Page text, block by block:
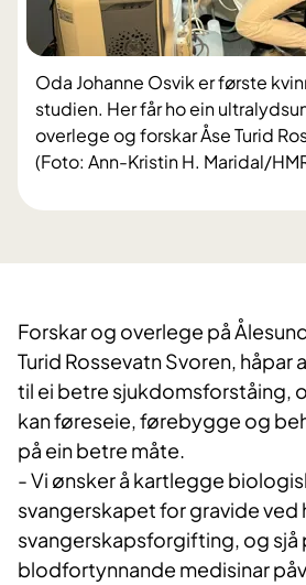
Oda Johanne Osvik er første
studien. Her får ho ein
overlege og forskar Åse Turid
(Foto: Ann-Kristin H. Maridal/
Forskar og overlege på
Turid Rossevatn Svoren, håpar
til ei betre sjukdomsforståing,
kan føreseie, førebygge og
på ein betre måte.
- Vi ønsker å kartlegge
svangerskapet for gravide ved
svangerskapsforgifting, og sjå
blodfortynnande medisinar